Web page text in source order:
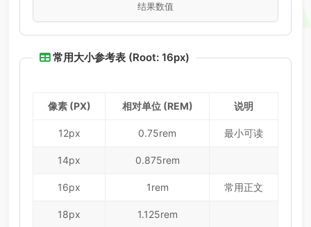
结果数值
常用大小参考表 (Root: 16px)
像素 (PX) 相对单位 (REM) 说明
12px 0.75rem 最小可读
14px 0.875rem
16px 1rem 常用正文
18px 1.125rem